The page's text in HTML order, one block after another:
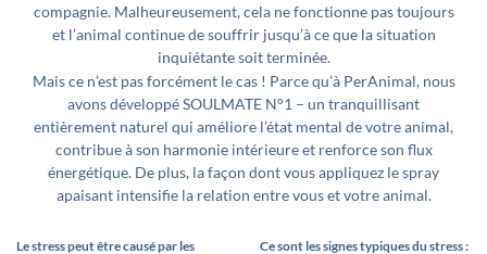
compagnie. Malheureusement, cela ne fonctionne pas toujours
et l’animal continue de souffrir jusqu’à ce que la situation
inquiétante soit terminée.
Mais ce n’est pas forcément le cas ! Parce qu’à PerAnimal, nous
avons développé SOULMATE N°1 – un tranquillisant
entièrement naturel qui améliore l’état mental de votre animal,
contribue à son harmonie intérieure et renforce son flux
énergétique. De plus, la façon dont vous appliquez le spray
apaisant intensifie la relation entre vous et votre animal.
Le stress peut être causé par les
Ce sont les signes typiques du stress :